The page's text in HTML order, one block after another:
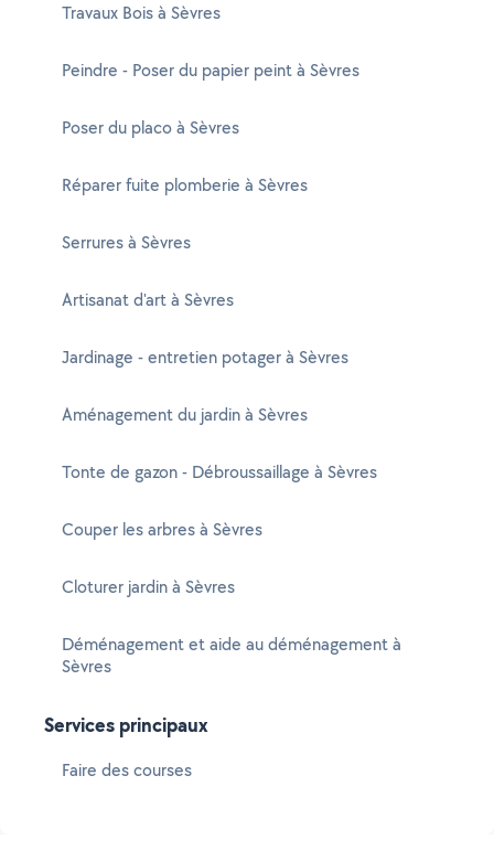
Travaux Bois à Sèvres
Peindre - Poser du papier peint à Sèvres
Poser du placo à Sèvres
Réparer fuite plomberie à Sèvres
Serrures à Sèvres
Artisanat d'art à Sèvres
Jardinage - entretien potager à Sèvres
Aménagement du jardin à Sèvres
Tonte de gazon - Débroussaillage à Sèvres
Couper les arbres à Sèvres
Cloturer jardin à Sèvres
Déménagement et aide au déménagement à
Sèvres
Services principaux
Faire des courses